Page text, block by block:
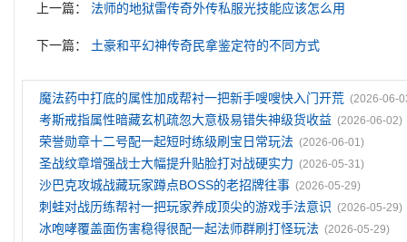
上一篇： 法师的地狱雷传奇外传私服光技能应该怎么用
下一篇： 土豪和平幻神传奇民拿鉴定符的不同方式
魔法药中打底的属性加成帮衬一把新手嗖嗖快入门开荒 (2026-06-
考斯戒指属性暗藏玄机疏忽大意极易错失神级货收益 (2026-06-02)
荣誉勋章十二号配一起短时练级刷宝日常玩法 (2026-06-01)
圣战纹章‌增强战士大幅提升贴脸打对战硬实力 (2026-05-31)
沙巴克攻城战藏玩家蹲点BOSS的老招牌往事 (2026-05-29)
刺蛙对战历练帮衬一把玩家养成顶尖的游戏手法意识 (2026-05-29)
冰咆哮覆盖面伤害稳得很配一起法师群刷打怪玩法 (2026-05-29)